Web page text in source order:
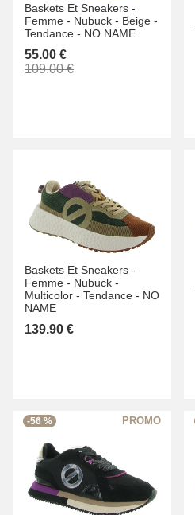
Baskets Et Sneakers -
Femme - Nubuck - Beige -
Tendance - NO NAME
55.00 €
109.00 €
Baskets Et Sneakers -
Femme - Nubuck -
Multicolor - Tendance - NO
NAME
139.90 €
-56 %